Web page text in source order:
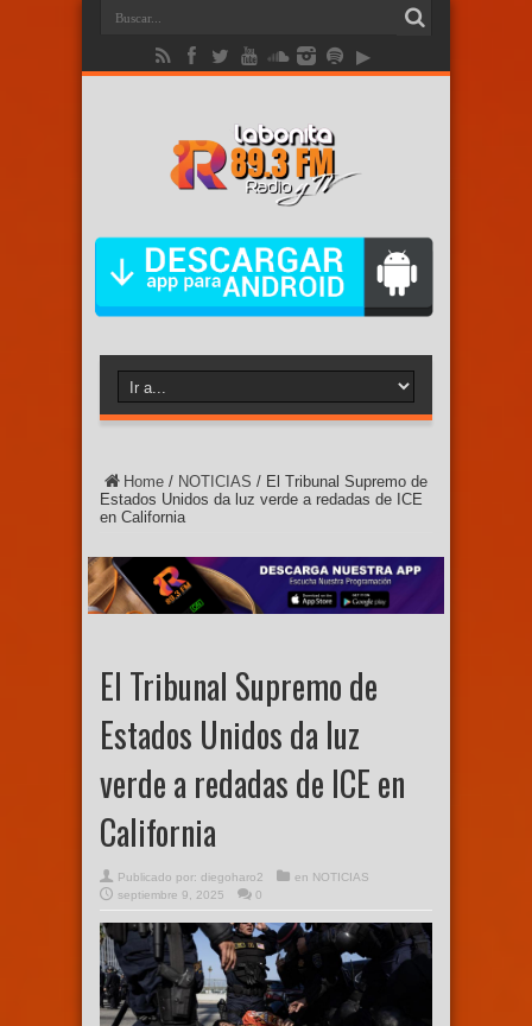
Home / NOTICIAS / El Tribunal Supremo de
Estados Unidos da luz verde a redadas de ICE
en California
El Tribunal Supremo de
Estados Unidos da luz
verde a redadas de ICE en
California
Publicado por: diegoharo2 en NOTICIAS
septiembre 9, 2025
0